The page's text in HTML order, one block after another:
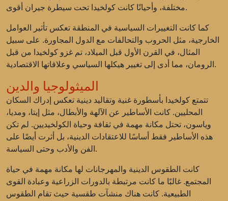
مختلفة، وأحيانًا كانت كولخيدا تحت سيطرة جيران أقوى.
كما كانت التغييرات السياسية في المنطقة تعكس تأثير العوامل
الخارجية، مثل الحروب والتحالفات مع الدول المجاورة. على سبيل
المثال، في القرن الأول قبل الميلاد، تم غزو كولخيدا من قبل
الرومان، مما أدى إلى تغيير هيكلها السياسي وعلاقاتها الاقتصادية.
الميثولوجيا والدين
تتمتع كولخيدا بأسطورة غنية وتقاليد دينية تعكس إدراك السكان
المحليين. كانت الأساطير عن الآلهة والأبطال، مثل إيتا، ومديا،
وياسون، تحتل مكانة مهمة في ثقافة وحياة الكولخيديين. لم تكن
هذه الأساطير فقط أساسًا للاعتقادات الدينية، بل أثرت أيضًا على
الفن والأدب وحتى السياسة.
كانت الطقوس الدينية والمهرجانات لها مكانة مهمة في حياة
المجتمع. غالبًا ما كانت مرتبطة بالدورات الزراعية وعبادة القوى
الطبيعية. كانت هناك منشآت طقسية حيث تقام الطقوس